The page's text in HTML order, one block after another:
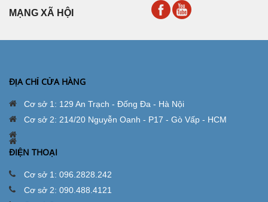
MẠNG XÃ HỘI
ĐỊA CHỈ CỬA HÀNG
Cơ sở 1: 129 An Trạch - Đống Đa - Hà Nội
Cơ sở 2: 214/20 Nguyễn Oanh - P17 - Gò Vấp - HCM
ĐIỆN THOẠI
Cơ sở 1: 096.2828.242
Cơ sở 2: 090.488.4121